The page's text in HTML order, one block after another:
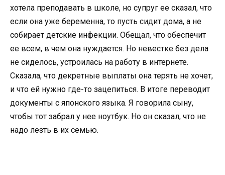
хотела преподавать в школе, но супруг ее сказал, что
если она уже беременна, то пусть сидит дома, а не
собирает детские инфекции. Обещал, что обеспечит
ее всем, в чем она нуждается. Но невестке без дела
не сиделось, устроилась на работу в интернете.
Сказала, что декретные выплаты она терять не хочет,
и что ей нужно где-то зацепиться. В итоге переводит
документы с японского языка. Я говорила сыну,
чтобы тот забрал у нее ноутбук. Но он сказал, что не
надо лезть в их семью.